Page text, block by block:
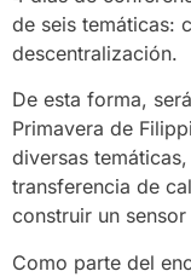
de seis temáticas:
descentralización.
De esta forma,
Primavera de
diversas
transferencia de
construir un
Como parte del